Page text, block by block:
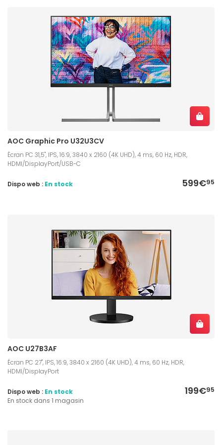
AOC Graphic Pro U32U3CV
Écran PC 31,5", IPS, 16:9, 3840 x 2160 (4K UHD), 4 ms, 60 Hz, HDR,
HDMI/DisplayPort/USB-C
599€95
Dispo web : En stock
AOC U27B3AF
Écran PC 27", IPS, 16:9, 3840 x 2160 (4K UHD), 4 ms, 60 Hz, HDR,
HDMI/DisplayPort
199€95
Dispo web : En stock
En stock dans 1 magasin